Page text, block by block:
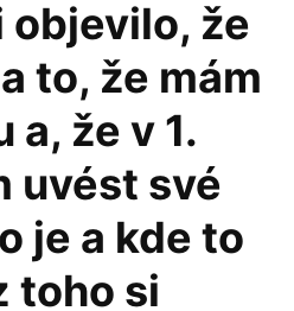
objevilo, že
to, že mám
a, že v 1.
uvést své
je a kde to
toho si